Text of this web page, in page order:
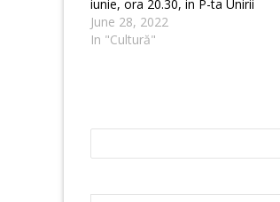
iunie, ora 20.30, in P-ta Unirii
June 28, 2022
In "Cultură"